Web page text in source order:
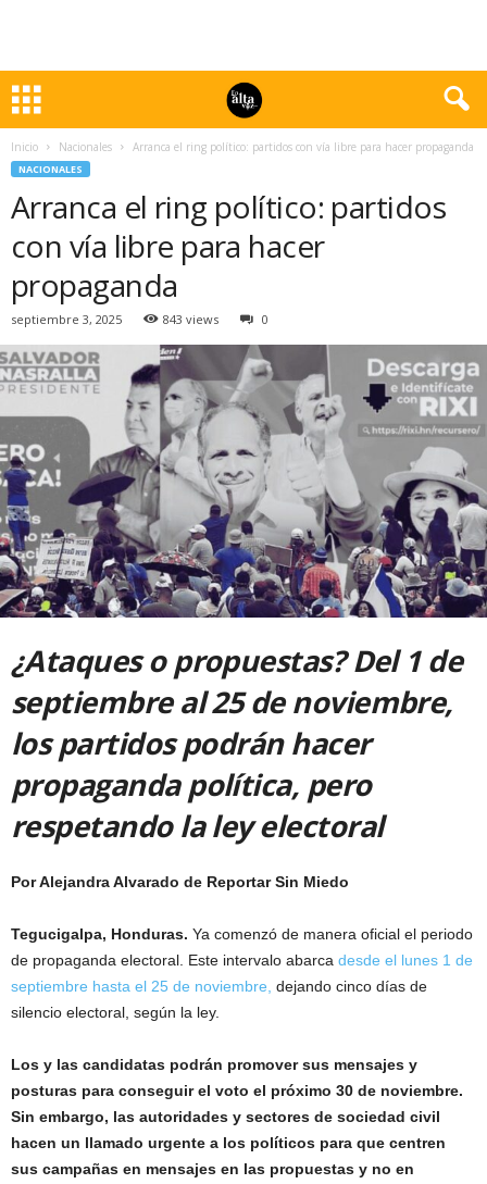
Inicio Nacionales Arranca el ring político: partidos con vía libre para hacer propaganda
NACIONALES
Arranca el ring político: partidos
con vía libre para hacer
propaganda
septiembre 3, 2025 843 views 0
¿Ataques o propuestas? Del 1 de
septiembre al 25 de noviembre,
los partidos podrán hacer
propaganda política, pero
respetando la ley electoral
Por Alejandra Alvarado de Reportar Sin Miedo
Tegucigalpa, Honduras. Ya comenzó de manera oficial el periodo
de propaganda electoral. Este intervalo abarca desde el lunes 1 de
septiembre hasta el 25 de noviembre, dejando cinco días de
silencio electoral, según la ley.
Los y las candidatas podrán promover sus mensajes y
posturas para conseguir el voto el próximo 30 de noviembre.
Sin embargo, las autoridades y sectores de sociedad civil
hacen un llamado urgente a los políticos para que centren
sus campañas en mensajes en las propuestas y no en